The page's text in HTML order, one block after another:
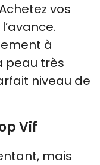
vos
à
peau très
niveau de
Vif
mais